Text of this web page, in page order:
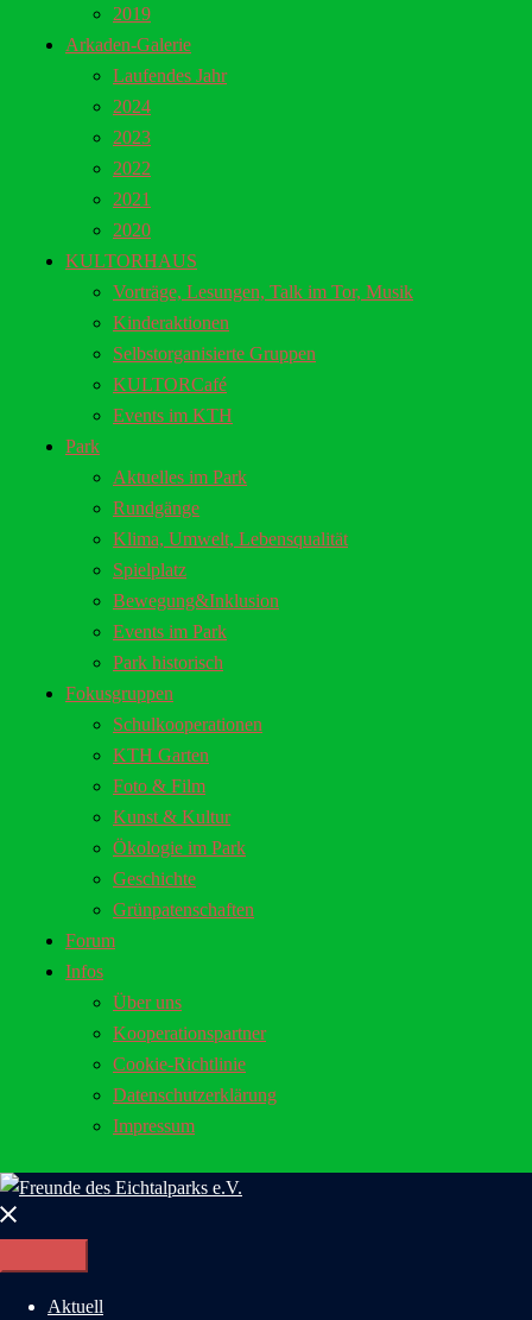
2019
Arkaden-Galerie
Laufendes Jahr
2024
2023
2022
2021
2020
KULTORHAUS
Vorträge, Lesungen, Talk im Tor, Musik
Kinderaktionen
Selbstorganisierte Gruppen
KULTORCafé
Events im KTH
Park
Aktuelles im Park
Rundgänge
Klima, Umwelt, Lebensqualität
Spielplatz
Bewegung&Inklusion
Events im Park
Park historisch
Fokusgruppen
Schulkooperationen
KTH Garten
Foto & Film
Kunst & Kultur
Ökologie im Park
Geschichte
Grünpatenschaften
Forum
Infos
Über uns
Kooperationspartner
Cookie-Richtlinie
Datenschutzerklärung
Impressum
Menü
Aktuell